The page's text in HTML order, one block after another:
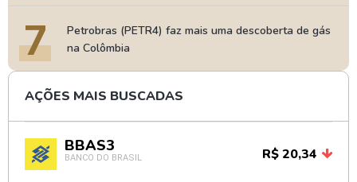
7
Petrobras (PETR4) faz mais uma descoberta de gás
na Colômbia
AÇÕES MAIS BUSCADAS
BBAS3
BANCO DO BRASIL R$ 20,34